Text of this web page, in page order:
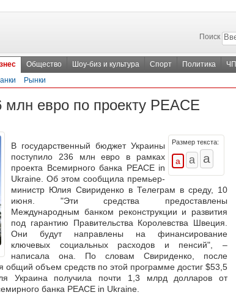
Поиск
Общество Шоу-биз и культура Спорт Политика ЧП
Рынки
млн евро по проекту PEACE
Размер текста:
В государственный бюджет Украины
поступило 236 млн евро в рамках
проекта Всемирного банка PEACE in
Ukraine. Об этом сообщила премьер-
министр Юлия Свириденко в Телеграм в среду, 10
июня. "Эти средства предоставлены
Международным банком реконструкции и развития
под гарантию Правительства Королевства Швеция.
Они будут направлены на финансирование
ключевых социальных расходов и пенсий", –
написала она. По словам Свириденко, после
общий объем средств по этой программе достиг $53,5
Украина получила почти 1,3 млрд долларов от
банка PEACE in Ukraine.